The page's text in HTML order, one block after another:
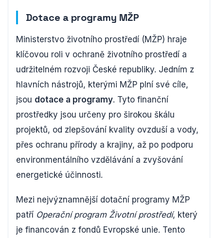
Dotace a programy MŽP
Ministerstvo životního prostředí (MŽP) hraje
klíčovou roli v ochraně životního prostředí a
udržitelném rozvoji České republiky. Jedním z
hlavních nástrojů, kterými MŽP plní své cíle,
jsou dotace a programy. Tyto finanční
prostředky jsou určeny pro širokou škálu
projektů, od zlepšování kvality ovzduší a vody,
přes ochranu přírody a krajiny, až po podporu
environmentálního vzdělávání a zvyšování
energetické účinnosti.
Mezi nejvýznamnější dotační programy MŽP
patří Operační program Životní prostředí, který
je financován z fondů Evropské unie. Tento